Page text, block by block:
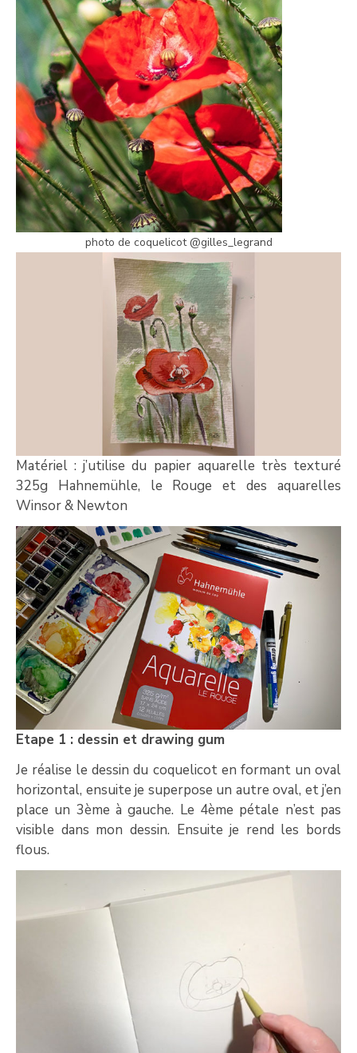
photo de coquelicot @gilles_legrand
Matériel : j’utilise du papier aquarelle très texturé
325g Hahnemühle, le Rouge et des aquarelles
Winsor & Newton
Etape 1 : dessin et drawing gum
Je réalise le dessin du coquelicot en formant un oval
horizontal, ensuite je superpose un autre oval, et j’en
place un 3ème à gauche. Le 4ème pétale n’est pas
visible dans mon dessin. Ensuite je rend les bords
flous.